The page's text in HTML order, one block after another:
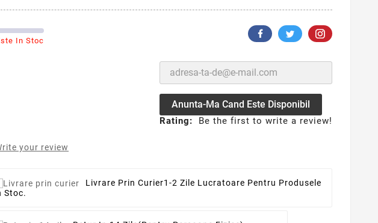
In Stoc
Anunta-Ma Cand Este Disponibil
Rating: Be the first to write a review!
your review
Livrare Prin Curier1-2 Zile Lucratoare Pentru Produsele
Stoc.